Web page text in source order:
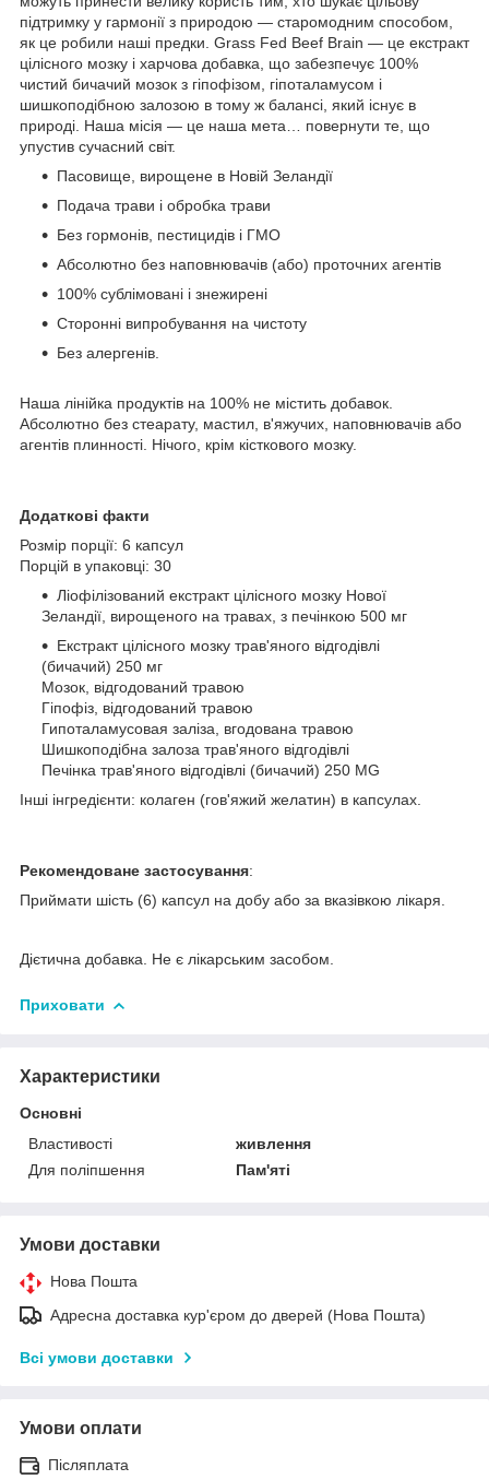
підтримку у гармонії з природою — старомодним способом,
як це робили наші предки. Grass Fed Beef Brain — це екстракт
цілісного мозку і харчова добавка, що забезпечує 100%
чистий бичачий мозок з гіпофізом, гіпоталамусом і
шишкоподібною залозою в тому ж балансі, який існує в
природі. Наша місія — це наша мета… повернути те, що
упустив сучасний світ.
Пасовище, вирощене в Новій Зеландії
Подача трави і обробка трави
Без гормонів, пестицидів і ГМО
Абсолютно без наповнювачів (або) проточних агентів
100% сублімовані і знежирені
Сторонні випробування на чистоту
Без алергенів.
Наша лінійка продуктів на 100% не містить добавок.
Абсолютно без стеарату, мастил, в'яжучих, наповнювачів або
агентів плинності. Нічого, крім кісткового мозку.
Додаткові факти
Розмір порції: 6 капсул
Порцій в упаковці: 30
Ліофілізований екстракт цілісного мозку Нової
Зеландії, вирощеного на травах, з печінкою 500 мг
Екстракт цілісного мозку трав'яного відгодівлі
(бичачий) 250 мг
Мозок, відгодований травою
Гіпофіз, відгодований травою
Гипоталамусовая заліза, вгодована травою
Шишкоподібна залоза трав'яного відгодівлі
Печінка трав'яного відгодівлі (бичачий) 250 MG
Інші інгредієнти: колаген (гов'яжий желатин) в капсулах.
Рекомендоване застосування:
Приймати шість (6) капсул на добу або за вказівкою лікаря.
Дієтична добавка. Не є лікарським засобом.
Приховати
Характеристики
Основні
Властивості
живлення
Для поліпшення
Пам'яті
Умови доставки
Нова Пошта
Адресна доставка кур'єром до дверей (Нова Пошта)
Всі умови доставки
Умови оплати
Післяплата